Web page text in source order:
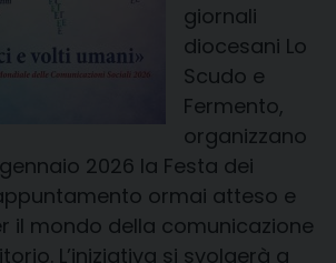
giornali
diocesani Lo
Scudo e
Fermento,
organizzano
2026 la Festa dei
ormai atteso e
il mondo della comunicazione
L’iniziativa si svolgerà a